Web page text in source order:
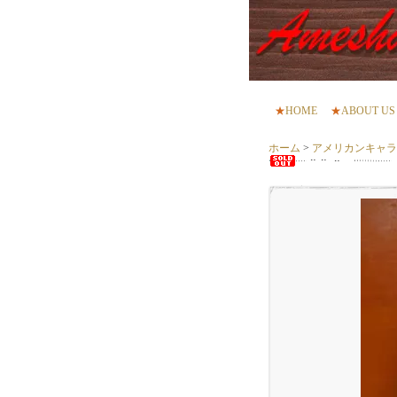
★HOME ★ABOUT US
ホーム > アメリカンキャ